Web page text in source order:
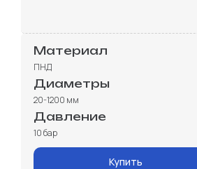
Материал
ПНД
Диаметры
20-1200 мм
Давление
10 бар
Купить